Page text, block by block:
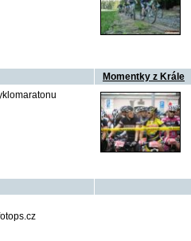
Momentky z Krále